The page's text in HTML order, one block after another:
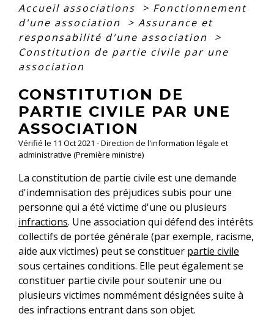
Accueil associations > Fonctionnement
d'une association
> Assurance et
responsabilité d'une association
>
Constitution de partie civile par une
association
CONSTITUTION DE
PARTIE CIVILE PAR UNE
ASSOCIATION
Vérifié le 11 Oct 2021 - Direction de l'information légale et
administrative (Première ministre)
La constitution de partie civile est une demande
d'indemnisation des préjudices subis pour une
personne qui a été victime d'une ou plusieurs
infractions. Une association qui défend des intérêts
collectifs de portée générale (par exemple, racisme,
aide aux victimes) peut se constituer partie civile
sous certaines conditions. Elle peut également se
constituer partie civile pour soutenir une ou
plusieurs victimes nommément désignées suite à
des infractions entrant dans son objet.